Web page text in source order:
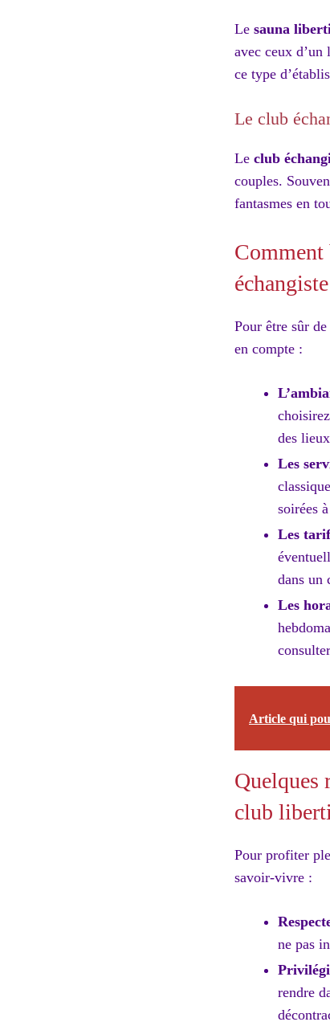
Le sauna
avec ceux
ce type
Le club
Le club
couples.
fantasmes en
Pour être sûr
en compte :
des
Les
soirées
Les
dans un
Les
Article qui
Quelques
club
Pour profiter
savoir-vivre :
ne pas
rendre